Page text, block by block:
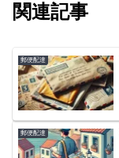
関連記事
郵便配達
郵便配達